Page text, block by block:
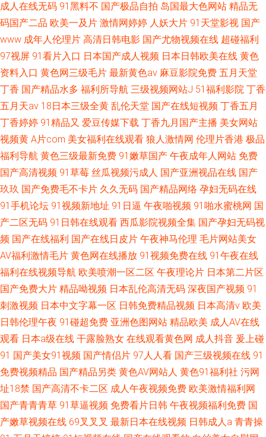
成人在线无码 91黑料不 国产极品自拍 岛国最大色网站 精品无
码国产二品 欧美一及片 激情网婷婷 人妖大片 91天堂影视 国产
www 成年人伦理片 高清日韩电影 国产尤物视频在线 超碰福利
97视屏 91看片入口 日本国产成人视频 日本日韩欧美在线 黄色
资料入口 黄色网三级毛片 最新黄色av 麻豆影院免费 五月天堂
丁香 国产精品水多 福利所导航 三级视频网站J 51福利影院 丁香
五月天av 18日本三级全黄 乱伦天堂 国产在线短视频 丁香五月
丁香婷婷 91精品又 爱豆传媒下载 丁香九月国产主播 美女网站
视频黄 A片com 美女福利在线观看 狼人激情网 伦理片香港 极品
福利导航 黄色三级最新免费 91嫩草国产 午夜成年人网站 免费
国产高清视频 91草莓 丝瓜视频污成人 国产亚洲视品在线 国产
玖玖 国产免费毛不卡片 久久无码 国产精品网络 孕妇无码在线
91手机论坛 91视频新地址 91日逼 午夜啪视频 91啪水蜜桃网 国
产二区无码 91日韩在线观看 西瓜影院视频全集 国产孕妇无码视
频 国产在线福利 国产在线日皮片 午夜神马伦理 毛片网站美女
AV福利激情毛片 黄色网在线播放 91视频免费在线 91午夜在线
福利在线视频导航 欧美喷潮一区二区 午夜理论片 日本第二片区
国产免费大片 精品呦视频 日本乱伦高清无码 深夜国产视频 91
刺激视频 日本中文字幕一区 日韩免费精品视频 日本高清v 欧美
日韩伦理午夜 91碰超免费 亚洲色图网站 精品欧美 成人AV在线
观看 日本a级在线 干露脸熟女 在线观看黄色网 成人抖音 爰上碰
91 国产美女91视频 国产情侣片 97人人看 国产三级视频在线 91
免费视频精品 国产精品另类 黄色AV网站人 黄色91福利社 污网
址18禁 国产高清不卡二区 成人午夜视频免费 欧美激情福利网
国产青青青草 91草逼视频 免费看片日韩 午夜视频福利免费 国
产嫩草视频在线 69叉叉叉 最新日本在线视频 日韩成人a 青青操